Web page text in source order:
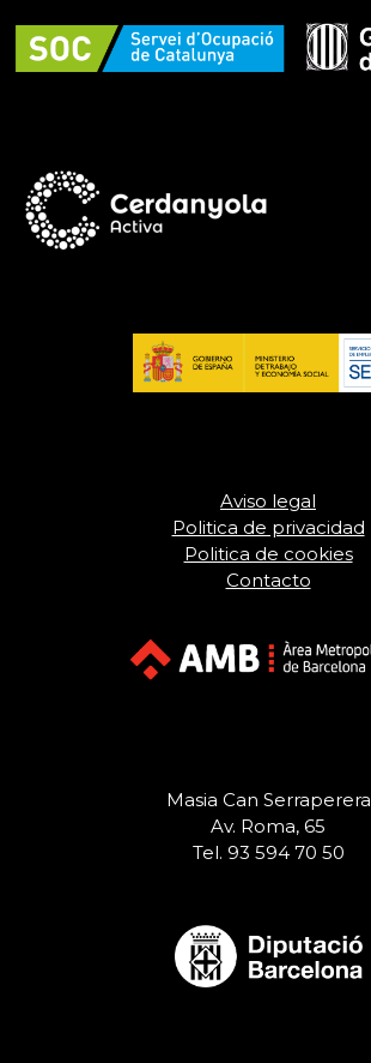
Aviso legal
Politica de privacidad
Politica de cookies
Contacto
Masia Can Serraperera
Av. Roma, 65
Tel. 93 594 70 50